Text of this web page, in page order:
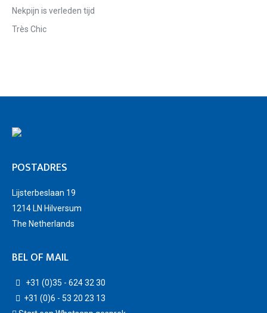
Nekpijn is verleden tijd
Très Chic
POSTADRES
Lijsterbeslaan 19
1214 LN Hilversum
The Netherlands
BEL OF MAIL
+31 (0)35 - 624 32 30
+31 (0)6 - 53 20 23 13